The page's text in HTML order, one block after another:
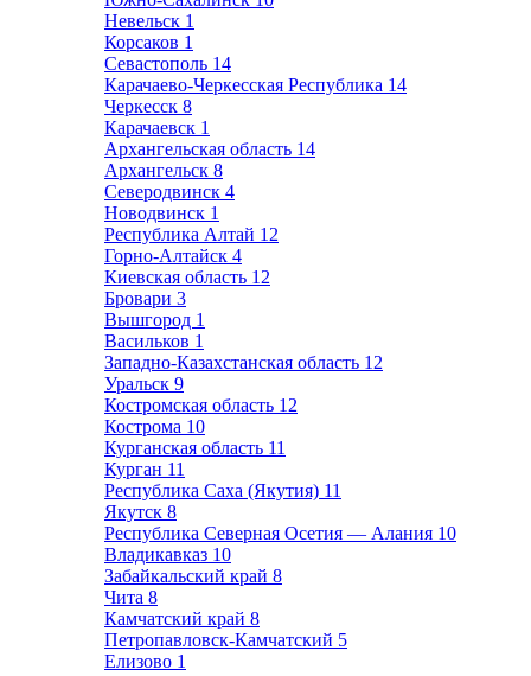
Невельск 1
Корсаков 1
Севастополь 14
Карачаево-Черкесская Республика 14
Черкесск 8
Карачаевск 1
Архангельская область 14
Архангельск 8
Северодвинск 4
Новодвинск 1
Республика Алтай 12
Горно-Алтайск 4
Киевская область 12
Бровари 3
Вышгород 1
Васильков 1
Западно-Казахстанская область 12
Уральск 9
Костромская область 12
Кострома 10
Курганская область 11
Курган 11
Республика Саха (Якутия) 11
Якутск 8
Республика Северная Осетия — Алания 10
Владикавказ 10
Забайкальский край 8
Чита 8
Камчатский край 8
Петропавловск-Камчатский 5
Елизово 1